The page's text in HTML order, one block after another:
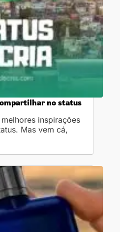
no status
inspirações
Mas vem cá,